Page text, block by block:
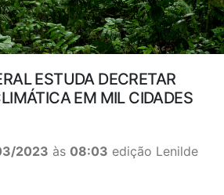
ESTUDA DECRETAR
EM MIL CIDADES
2023 às 08:03 edição Lenilde